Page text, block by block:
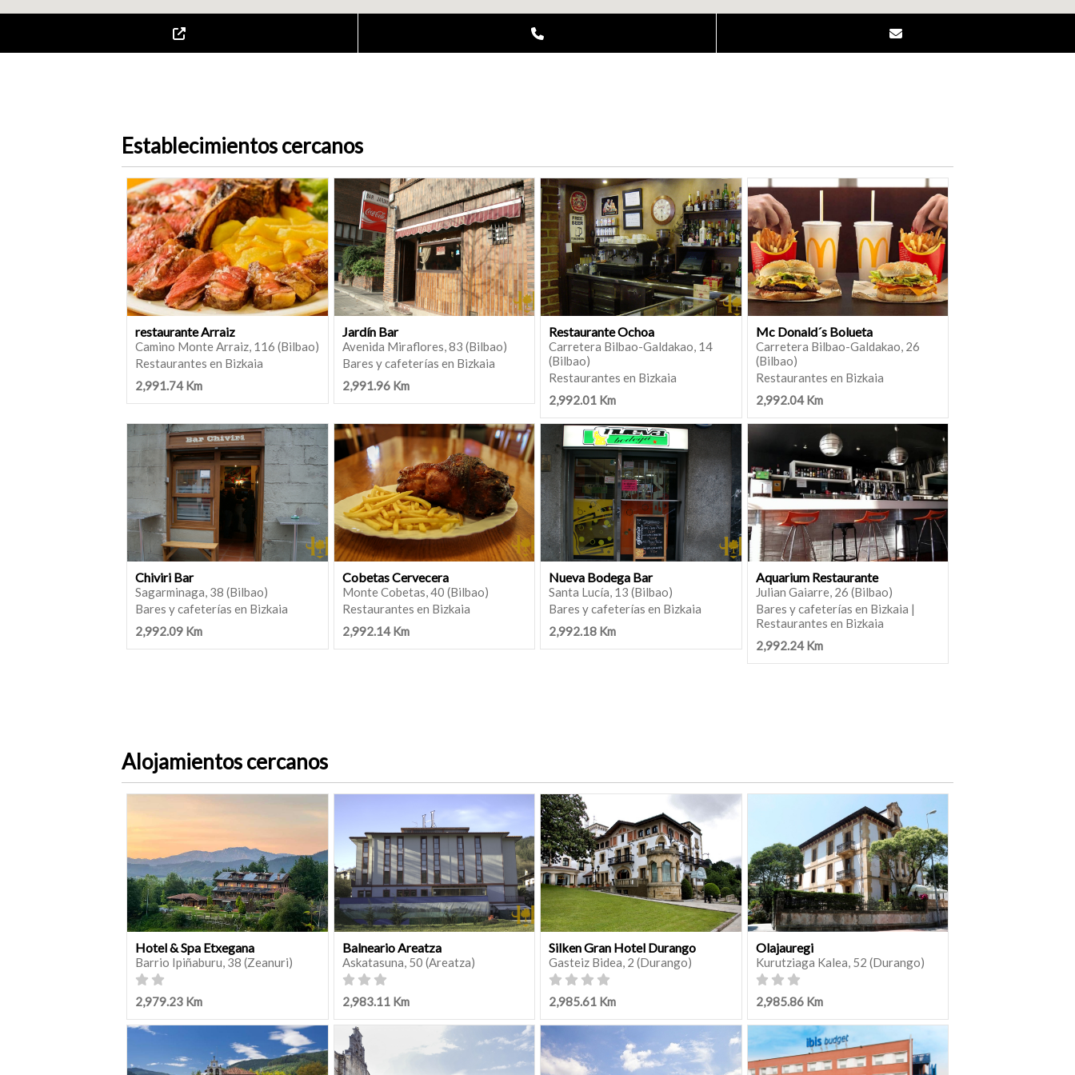
Establecimientos cercanos
restaurante Arraiz
Camino Monte Arraiz, 116 (Bilbao)
Restaurantes en Bizkaia
2,991.74 Km
Jardín Bar
Avenida Miraflores, 83 (Bilbao)
Bares y cafeterías en Bizkaia
2,991.96 Km
Restaurante Ochoa
Carretera Bilbao-Galdakao, 14
(Bilbao)
Restaurantes en Bizkaia
2,992.01 Km
Mc Donald´s Bolueta
Carretera Bilbao-Galdakao, 26
(Bilbao)
Restaurantes en Bizkaia
2,992.04 Km
Chiviri Bar
Sagarminaga, 38 (Bilbao)
Bares y cafeterías en Bizkaia
2,992.09 Km
Cobetas Cervecera
Monte Cobetas, 40 (Bilbao)
Restaurantes en Bizkaia
2,992.14 Km
Nueva Bodega Bar
Santa Lucía, 13 (Bilbao)
Bares y cafeterías en Bizkaia
2,992.18 Km
Aquarium Restaurante
Julian Gaiarre, 26 (Bilbao)
Bares y cafeterías en Bizkaia |
Restaurantes en Bizkaia
2,992.24 Km
Alojamientos cercanos
Hotel & Spa Etxegana
Barrio Ipiñaburu, 38 (Zeanuri)
2,979.23 Km
Balneario Areatza
Askatasuna, 50 (Areatza)
2,983.11 Km
Silken Gran Hotel Durango
Gasteiz Bidea, 2 (Durango)
2,985.61 Km
Olajauregi
Kurutziaga Kalea, 52 (Durango)
2,985.86 Km